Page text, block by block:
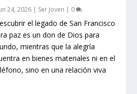
24, 2026 | Ser Joven | 0
el legado de San Francisco
paz es un don de Dios para
mientras que la alegría
en bienes materiales ni en el
sino en una relación viva